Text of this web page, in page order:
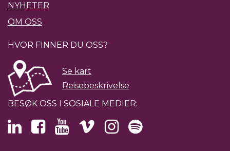
NYHETER
OM OSS
HVOR FINNER DU OSS?
Se kart
Reisebeskrivelse
BESØK OSS I SOSIALE MEDIER: